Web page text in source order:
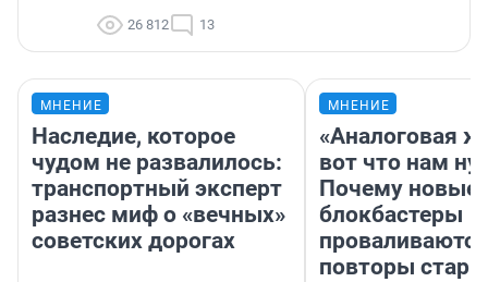
26 812 13
МНЕНИЕ
Наследие, которое
чудом не развалилось:
транспортный эксперт
разнес миф о «вечных»
советских дорогах
МНЕНИЕ
«Аналоговая
вот что нам
Почему новые
блокбастеры
повторы